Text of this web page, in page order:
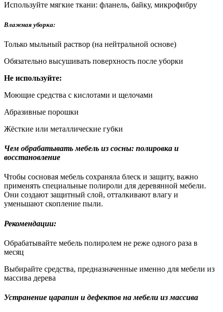
Используйте мягкие ткани: фланель, байку, микрофибру
Влажная уборка:
Только мыльный раствор (на нейтральной основе)
Обязательно высушивать поверхность после уборки
Не используйте:
Моющие средства с кислотами и щелочами
Абразивные порошки
Жёсткие или металлические губки
Чем обрабатывать мебель из сосны: полировка и
восстановление
Чтобы сосновая мебель сохраняла блеск и защиту, важно
применять специальные полироли для деревянной мебели.
Они создают защитный слой, отталкивают влагу и
уменьшают скопление пыли.
Рекомендации:
Обрабатывайте мебель полиролем не реже одного раза в
месяц
Выбирайте средства, предназначенные именно для мебели из
массива дерева
Устранение царапин и дефектов на мебели из массива